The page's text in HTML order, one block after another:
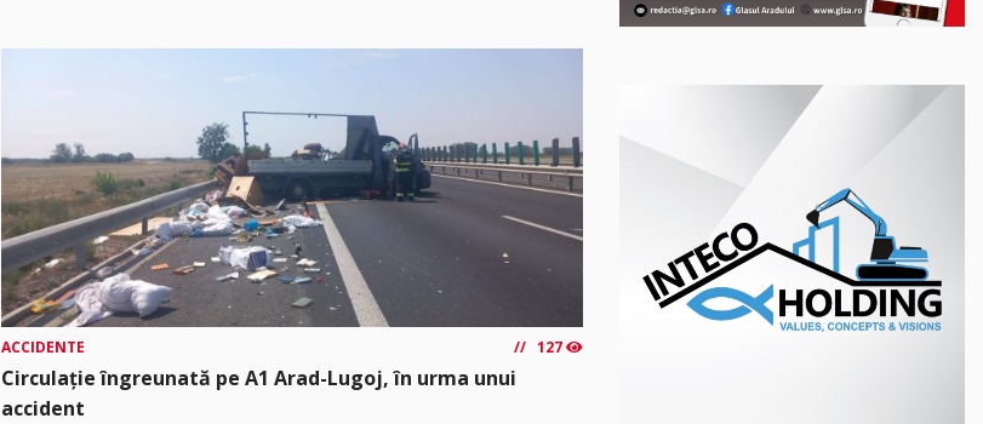
ACCIDENTE 127
Circulație îngreunată pe A1 Arad-Lugoj, în urma unui
accident